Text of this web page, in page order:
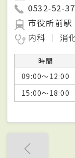
0532-52-
市役所前駅
内科
消
時間
09:00～12:00
15:00～18:00